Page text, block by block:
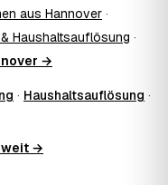
komplette
Transport sowie die
Wunsch inklusive
versteckten
zusätzlich.
Zentrum?
AWL
aus Hannover ·
Haushaltsauflösung ·
→
· Haushaltsauflösung ·
→